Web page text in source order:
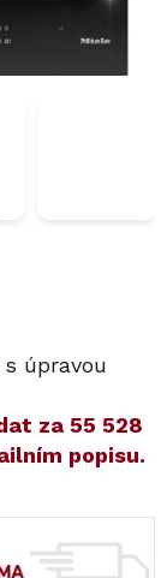
úpravou
za 55 528
popisu.